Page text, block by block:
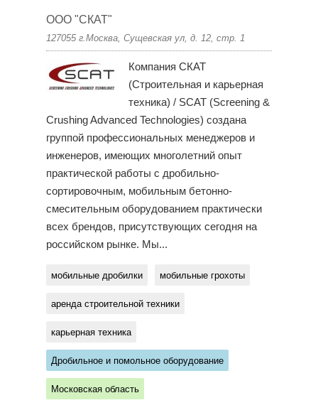
ООО "СКАТ"
127055 г.Москва, Сущевская ул, д. 12, стр. 1
Компания СКАТ
(Строительная и карьерная
техника) / SCAT (Screening &
Crushing Advanced Technologies) создана
группой профессиональных менеджеров и
инженеров, имеющих многолетний опыт
практической работы с дробильно-
сортировочным, мобильным бетонно-
смесительным оборудованием практически
всех брендов, присутствующих сегодня на
российском рынке. Мы...
мобильные дробилки мобильные грохоты
аренда строительной техники
карьерная техника
Дробильное и помольное оборудование
Московская область